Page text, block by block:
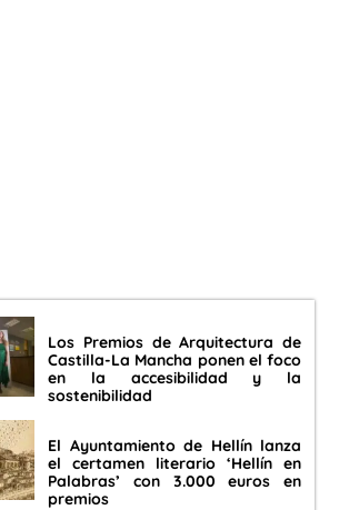
Los Premios de Arquitectura de
Castilla-La Mancha ponen el foco
en la accesibilidad y la
sostenibilidad
El Ayuntamiento de Hellín lanza
el certamen literario ‘Hellín en
Palabras’ con 3.000 euros en
premios